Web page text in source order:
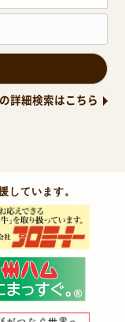
詳細検索はこちら
しています。